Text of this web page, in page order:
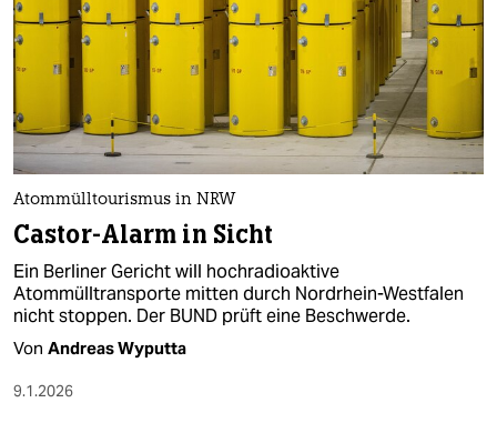
Atommülltourismus in NRW
Castor-Alarm in Sicht
Ein Berliner Gericht will hochradioaktive
Atommülltransporte mitten durch Nordrhein-Westfalen
nicht stoppen. Der BUND prüft eine Beschwerde.
Von Andreas Wyputta
9.1.2026